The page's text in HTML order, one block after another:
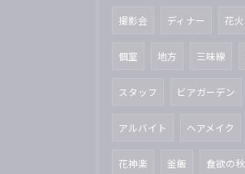
撮影会 ディナー 花火
個室 地方 三味線
スタッフ ビアガーデン
アルバイト ヘアメイク
花神楽 釜飯 食欲の秋